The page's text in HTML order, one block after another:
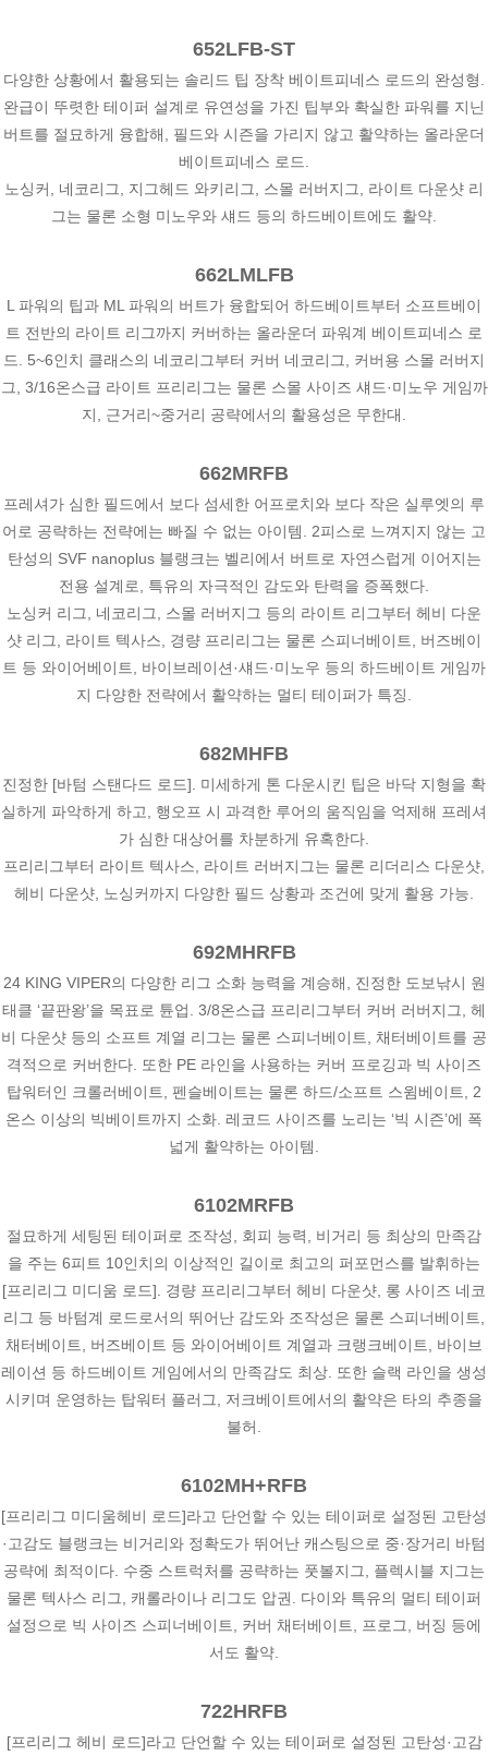
652LFB-ST
다양한 상황에서 활용되는 솔리드 팁 장착 베이트피네스 로드의 완성형.
완급이 뚜렷한 테이퍼 설계로 유연성을 가진 팁부와 확실한 파워를 지닌
버트를 절묘하게 융합해, 필드와 시즌을 가리지 않고 활약하는 올라운더
베이트피네스 로드.
노싱커, 네코리그, 지그헤드 와키리그, 스몰 러버지그, 라이트 다운샷 리
그는 물론 소형 미노우와 섀드 등의 하드베이트에도 활약.
662LMLFB
L 파워의 팁과 ML 파워의 버트가 융합되어 하드베이트부터 소프트베이
트 전반의 라이트 리그까지 커버하는 올라운더 파워계 베이트피네스 로
드. 5~6인치 클래스의 네코리그부터 커버 네코리그, 커버용 스몰 러버지
그, 3/16온스급 라이트 프리리그는 물론 스몰 사이즈 섀드·미노우 게임까
지, 근거리~중거리 공략에서의 활용성은 무한대.
662MRFB
프레셔가 심한 필드에서 보다 섬세한 어프로치와 보다 작은 실루엣의 루
어로 공략하는 전략에는 빠질 수 없는 아이템. 2피스로 느껴지지 않는 고
탄성의 SVF nanoplus 블랭크는 벨리에서 버트로 자연스럽게 이어지는
전용 설계로, 특유의 자극적인 감도와 탄력을 증폭했다.
노싱커 리그, 네코리그, 스몰 러버지그 등의 라이트 리그부터 헤비 다운
샷 리그, 라이트 텍사스, 경량 프리리그는 물론 스피너베이트, 버즈베이
트 등 와이어베이트, 바이브레이션·섀드·미노우 등의 하드베이트 게임까
지 다양한 전략에서 활약하는 멀티 테이퍼가 특징.
682MHFB
진정한 [바텀 스탠다드 로드]. 미세하게 톤 다운시킨 팁은 바닥 지형을 확
실하게 파악하게 하고, 행오프 시 과격한 루어의 움직임을 억제해 프레셔
가 심한 대상어를 차분하게 유혹한다.
프리리그부터 라이트 텍사스, 라이트 러버지그는 물론 리더리스 다운샷,
헤비 다운샷, 노싱커까지 다양한 필드 상황과 조건에 맞게 활용 가능.
692MHRFB
24 KING VIPER의 다양한 리그 소화 능력을 계승해, 진정한 도보낚시 원
태클 ‘끝판왕’을 목표로 튠업. 3/8온스급 프리리그부터 커버 러버지그, 헤
비 다운샷 등의 소프트 계열 리그는 물론 스피너베이트, 채터베이트를 공
격적으로 커버한다. 또한 PE 라인을 사용하는 커버 프로깅과 빅 사이즈
탑워터인 크롤러베이트, 펜슬베이트는 물론 하드/소프트 스윔베이트, 2
온스 이상의 빅베이트까지 소화. 레코드 사이즈를 노리는 ‘빅 시즌’에 폭
넓게 활약하는 아이템.
6102MRFB
절묘하게 세팅된 테이퍼로 조작성, 회피 능력, 비거리 등 최상의 만족감
을 주는 6피트 10인치의 이상적인 길이로 최고의 퍼포먼스를 발휘하는
[프리리그 미디움 로드]. 경량 프리리그부터 헤비 다운샷, 롱 사이즈 네코
리그 등 바텀계 로드로서의 뛰어난 감도와 조작성은 물론 스피너베이트,
채터베이트, 버즈베이트 등 와이어베이트 계열과 크랭크베이트, 바이브
레이션 등 하드베이트 게임에서의 만족감도 최상. 또한 슬랙 라인을 생성
시키며 운영하는 탑워터 플러그, 저크베이트에서의 활약은 타의 추종을
불허.
6102MH+RFB
[프리리그 미디움헤비 로드]라고 단언할 수 있는 테이퍼로 설정된 고탄성
·고감도 블랭크는 비거리와 정확도가 뛰어난 캐스팅으로 중·장거리 바텀
공략에 최적이다. 수중 스트럭처를 공략하는 풋볼지그, 플렉시블 지그는
물론 텍사스 리그, 캐롤라이나 리그도 압권. 다이와 특유의 멀티 테이퍼
설정으로 빅 사이즈 스피너베이트, 커버 채터베이트, 프로그, 버징 등에
서도 활약.
722HRFB
[프리리그 헤비 로드]라고 단언할 수 있는 테이퍼로 설정된 고탄성·고감